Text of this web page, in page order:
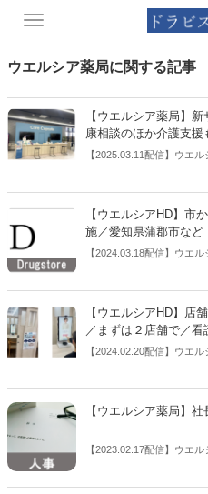
Toggle
ウエルシア薬局に関する記事
【ウエルシア薬局】
康相談のほか介護支援
【2025.03.11配信】ウエ
区、代表取締役社長：田
開始したと公表した。２
的な提供を開始する。有
ージャーによる居宅介護支
生活支援や介護サービス
【ウエルシアHD】市
施／愛知県蒲郡市など
【2024.03.18配信】ウエ
上山市、埼玉県坂戸市、
ア店舗において行っている
【ウエルシアHD】店
／まずは２店舗で／看
【2024.02.20配信】ウエ
区、代表取締役社長:松本
おいてオンライン健康相
した。医療法人社団ゆみ
【ウエルシア薬局】社
【2023.02.17配信】ウエ
催の取締役会において、